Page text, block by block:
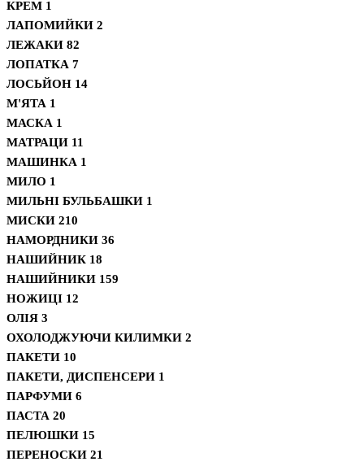
КРЕМ 1
ЛАПОМИЙКИ 2
ЛЕЖАКИ 82
ЛОПАТКА 7
ЛОСЬЙОН 14
М'ЯТА 1
МАСКА 1
МАТРАЦИ 11
МАШИНКА 1
МИЛО 1
МИЛЬНІ БУЛЬБАШКИ 1
МИСКИ 210
НАМОРДНИКИ 36
НАШИЙНИК 18
НАШИЙНИКИ 159
НОЖИЦІ 12
ОЛІЯ 3
ОХОЛОДЖУЮЧИ КИЛИМКИ 2
ПАКЕТИ 10
ПАКЕТИ, ДИСПЕНСЕРИ 1
ПАРФУМИ 6
ПАСТА 20
ПЕЛЮШКИ 15
ПЕРЕНОСКИ 21